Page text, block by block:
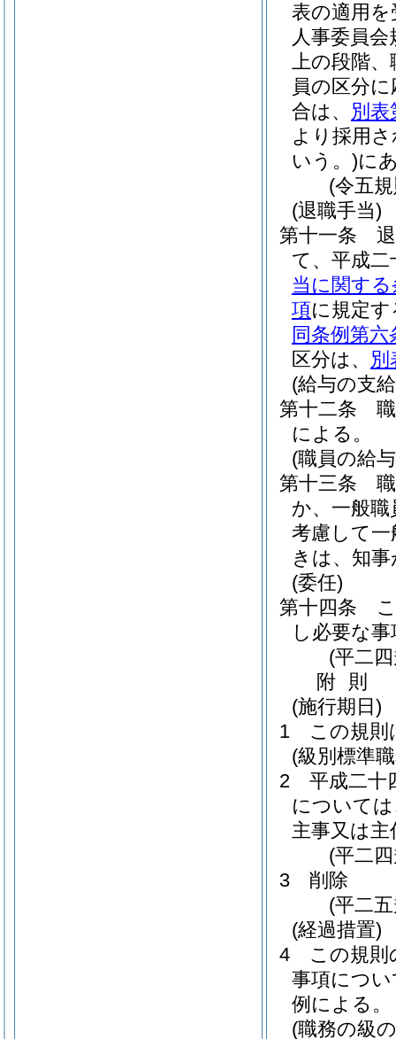
表の適用
人事委員
上の段階
員の区分
合は、 別表
より採用
いう。)に
(令五
(退職手当)
第十一条
て、平成二
当に関する
項に規定
同条例第
区分は、 別
(給与の支
第十二条
による。
(職員の給
第十三条
か、一般
考慮して
きは、知
(委任)
第十四条
し必要な
(平二
附 則
(施行期日)
1
この規則
(級別標準
2
平成二十
について
主事又は
(平二
3
削除
(平二
(経過措置)
4
この規
事項につ
例による。
(職務の級